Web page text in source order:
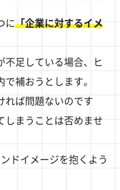
に「企業に対するイメ
不足している場合、ヒ
で補おうとします。
れば問題ないのです
しまうことは否めませ
ドイメージを抱くよう